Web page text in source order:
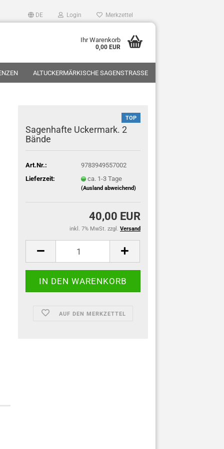
DE Login Merkzettel
Ihr Warenkorb
0,00 EUR
ALTUCKERMÄRKISCHE SAGENSTRASSE
TOP
Sagenhafte Uckermark. 2
Bände
Art.Nr.:
9783949557002
Lieferzeit:
ca. 1-3 Tage
(Ausland abweichend)
40,00 EUR
inkl. 7% MwSt. zzgl. Versand
AUF DEN MERKZETTEL